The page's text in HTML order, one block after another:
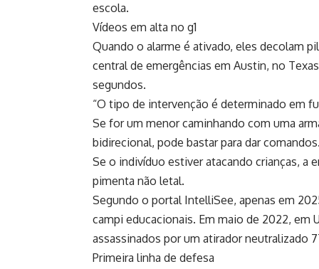
escola.
Vídeos em alta no g1
Quando o alarme é ativado, eles decolam
central de emergências em Austin, no
segundos.
“O tipo de intervenção é determinado em
Se for um menor caminhando com uma
bidirecional, pode bastar para dar
Se o indivíduo estiver atacando crianças, a
pimenta não letal.
Segundo o portal IntelliSee, apenas em
campi educacionais. Em maio de 2022, em
assassinados por um atirador neutralizado
Primeira linha de defesa